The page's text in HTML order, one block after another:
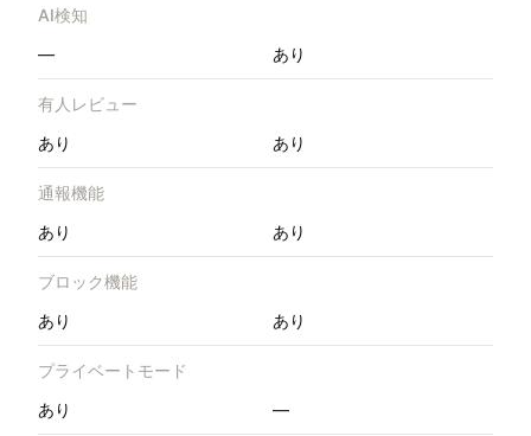
AI検知
—
あり
有人レビュー
あり
あり
通報機能
あり
あり
ブロック機能
あり
あり
プライベートモード
あり
—